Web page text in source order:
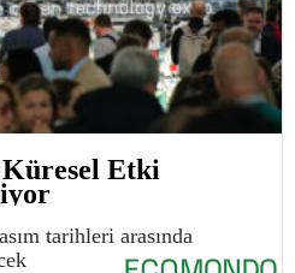
Küresel Etki
tarihleri arasında